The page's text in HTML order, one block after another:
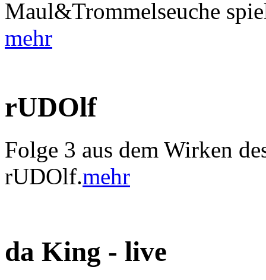
Maul&Trommelseuche
mehr
rUDOlf
Folge 3 aus dem Wirken
rUDOlf.mehr
da King - live